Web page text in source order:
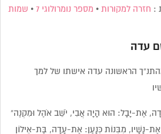
: חזרה למקורות • מספר נומרולוגי 7 • שמות
עדה
הראשונה עדה אישתו של למך
אֶת-יָבָל: הוּא הָיָה אֲבִי, יֹשֵׁב אֹהֶל וּמִקְנֶה”
נָשָׁיו, מִבְּנוֹת כְּנָעַן: אֶת-עָדָה, בַּת-אֵילוֹן